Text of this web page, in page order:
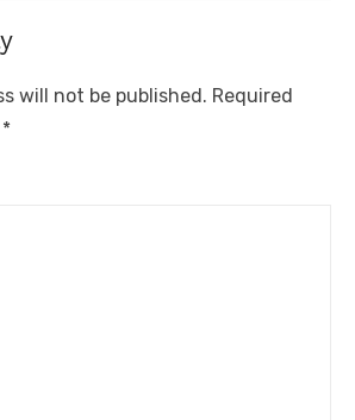
will not be published. Required
*